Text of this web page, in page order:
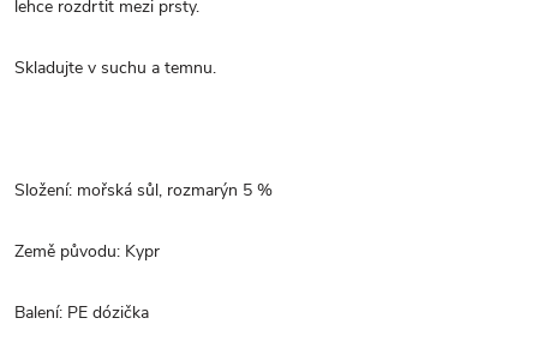
lehce rozdrtit mezi prsty.
Skladujte v suchu a temnu.
Složení: mořská sůl, rozmarýn 5 %
Země původu: Kypr
Balení: PE dózička